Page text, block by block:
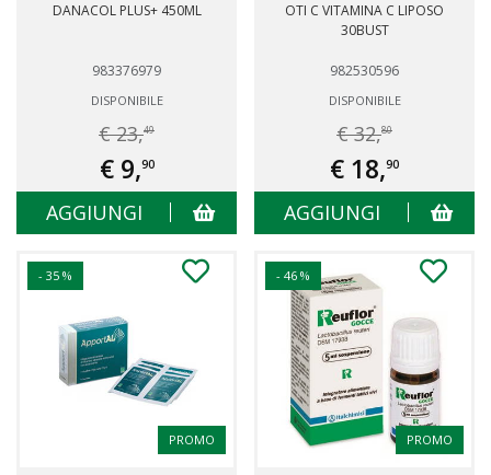
DANACOL PLUS+ 450ML
983376979
DISPONIBILE
€ 23,49
€ 9,90
AGGIUNGI
OTI C VITAMINA C LIPOSO
30BUST
982530596
DISPONIBILE
€ 32,80
€ 18,90
AGGIUNGI
- 35 %
PROMO
- 46 %
PROMO